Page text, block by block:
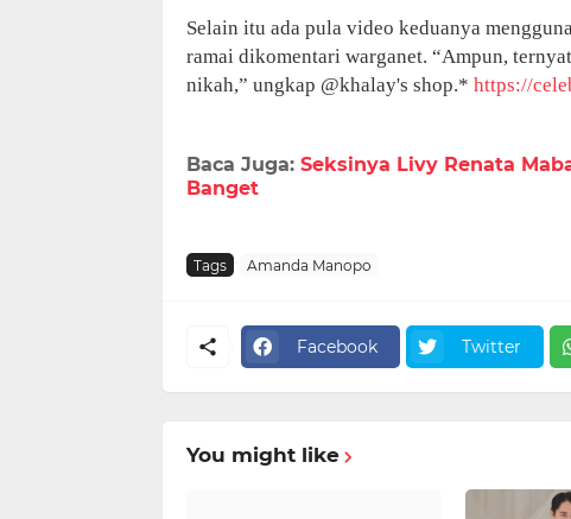
Selain itu ada pula video keduanya
ramai dikomentari warganet. “Ampun,
nikah,” ungkap @khalay's shop.* https://
Baca Juga: Seksinya Livy Renata
Banget
Tags Amanda Manopo
Facebook Twitter
You might like